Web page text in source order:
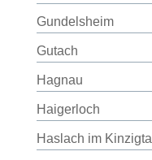
Gundelsheim
Gutach
Hagnau
Haigerloch
Haslach im Kinzigtal